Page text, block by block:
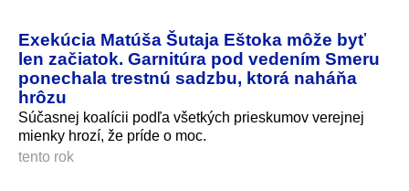
Exekúcia Matúša Šutaja Eštoka môže byť
len začiatok. Garnitúra pod vedením Smeru
ponechala trestnú sadzbu, ktorá naháňa
hrôzu
Súčasnej koalícii podľa všetkých prieskumov verejnej
mienky hrozí, že príde o moc.
tento rok